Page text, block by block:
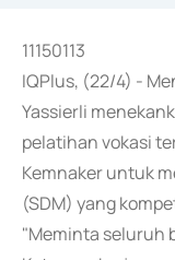
11150113
IQPlus, (22/4) -
Yassierli
pelatihan vokasi
Kemnaker untuk
(SDM) yang
"Meminta seluruh